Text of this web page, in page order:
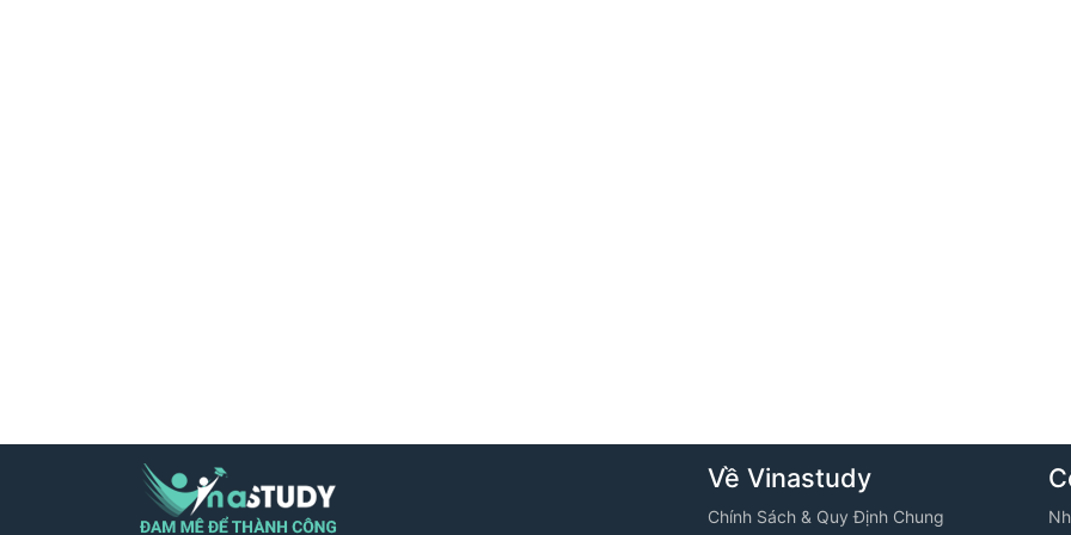
Về Vinastudy
Chính Sách & Quy Định Chung